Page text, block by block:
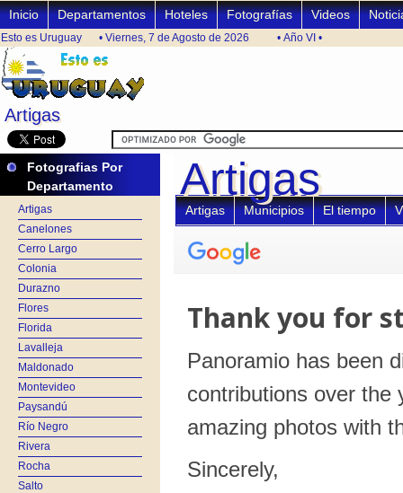
Artigas
Artigas
Inicio Departamentos Hoteles Fotografías Videos
Esto es Uruguay • Viernes, 7 de Agosto de 2026 • Año VI •
Fotografias Por
Departamento
Artigas
Canelones
Cerro Largo
Colonia
Durazno
Flores
Florida
Lavalleja
Maldonado
Montevideo
Paysandú
Río Negro
Rivera
Rocha
Salto
Artigas
Artigas
Artigas Municipios El tiempo